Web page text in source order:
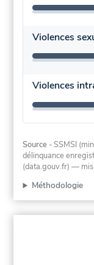
Violences
Violences
Source - SSMSI
délinquance
(data.gouv.fr) — mis
Méthodologie